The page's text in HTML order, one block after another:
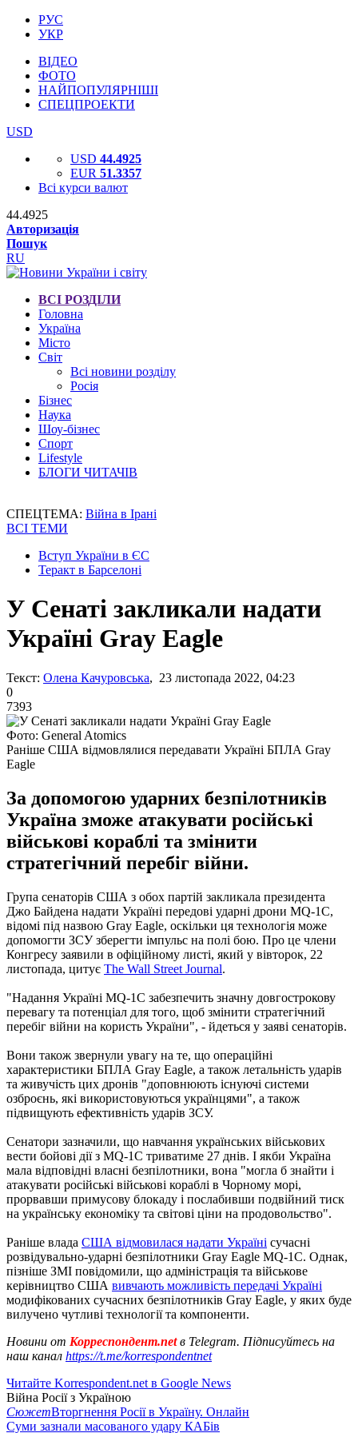
РУС
УКР
ВІДЕО
ФОТО
НАЙПОПУЛЯРНІШІ
СПЕЦПРОЕКТИ
USD
USD 44.4925
EUR 51.3357
Всі курси валют
44.4925
Авторизація
Пошук
RU
ВСІ РОЗДІЛИ
Головна
Україна
Місто
Світ
Всі новини розділу
Росія
Бізнес
Наука
Шоу-бізнес
Спорт
Lifestyle
БЛОГИ ЧИТАЧІВ
СПЕЦТЕМА: Війна в Ірані
ВСІ ТЕМИ
Вступ України в ЄС
Теракт в Барселоні
У Сенаті закликали надати
Україні Gray Eagle
Текст: Олена Качуровська, 23 листопада 2022, 04:23
0
7393
Фото: General Atomics
Раніше США відмовлялися передавати Україні БПЛА Gray
Eagle
За допомогою ударних безпілотників
Україна зможе атакувати російські
військові кораблі та змінити
стратегічний перебіг війни.
Група сенаторів США з обох партій закликала президента
Джо Байдена надати Україні передові ударні дрони MQ-1C,
відомі під назвою Gray Eagle, оскільки ця технологія може
допомогти ЗСУ зберегти імпульс на полі бою. Про це члени
Конгресу заявили в офіційному листі, який у вівторок, 22
листопада, цитує The Wall Street Journal.
"Надання Україні MQ-1C забезпечить значну довгострокову
перевагу та потенціал для того, щоб змінити стратегічний
перебіг війни на користь України", - йдеться у заяві сенаторів.
Вони також звернули увагу на те, що операційні
характеристики БПЛА Gray Eagle, а також летальність ударів
та живучість цих дронів "доповнюють існуючі системи
озброєнь, які використовуються українцями", а також
підвищують ефективність ударів ЗСУ.
Сенатори зазначили, що навчання українських військових
вести бойові дії з MQ-1C триватиме 27 днів. І якби Україна
мала відповідні власні безпілотники, вона "могла б знайти і
атакувати російські військові кораблі в Чорному морі,
прорвавши примусову блокаду і послабивши подвійний тиск
на українську економіку та світові ціни на продовольство".
Раніше влада США відмовилася надати Україні сучасні
розвідувально-ударні безпілотники Gray Eagle MQ-1C. Однак,
пізніше ЗМІ повідомили, що адміністрація та військове
керівництво США вивчають можливість передачі Україні
модифікованих сучасних безпілотників Gray Eagle, у яких буде
вилучено чутливі технології та компоненти.
Новини от Корреспондент.netв Telegram. Підписуйтесь на
наш канал https://t.me/korrespondentnet
Читайте Korrespondent.net в Google News
Війна Росії з Україною
СюжетВторгнення Росії в Україну. Онлайн
Суми зазнали масованого удару КАБів